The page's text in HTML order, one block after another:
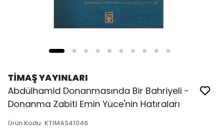
TİMAŞ YAYINLARI
Abdülhamid Donanmasında Bir Bahriyeli -
Donanma Zabiti Emin Yüce'nin Hatıraları
Ürün Kodu: KTIMAS41046